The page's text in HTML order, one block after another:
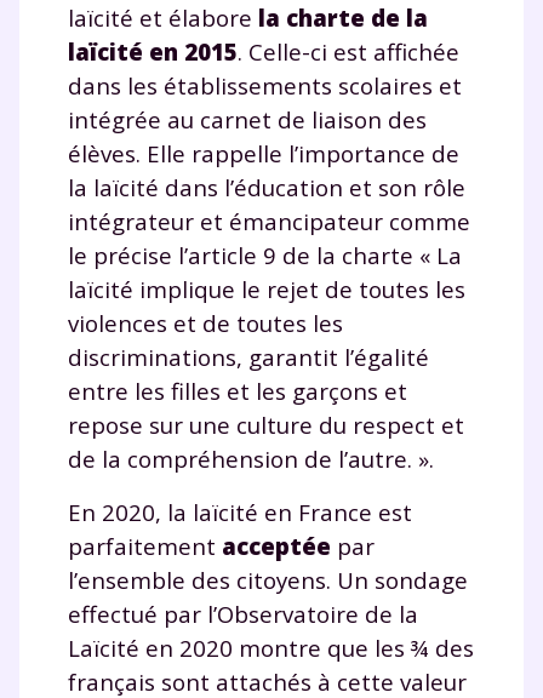
laïcité et élabore la charte de la
laïcité en 2015. Celle-ci est affichée
dans les établissements scolaires et
intégrée au carnet de liaison des
élèves. Elle rappelle l’importance de
la laïcité dans l’éducation et son rôle
intégrateur et émancipateur comme
le précise l’article 9 de la charte « La
laïcité implique le rejet de toutes les
violences et de toutes les
discriminations, garantit l’égalité
entre les filles et les garçons et
repose sur une culture du respect et
de la compréhension de l’autre. ».
En 2020, la laïcité en France est
parfaitement acceptée par
l’ensemble des citoyens. Un sondage
effectué par l’Observatoire de la
Laïcité en 2020 montre que les ¾ des
français sont attachés à cette valeur